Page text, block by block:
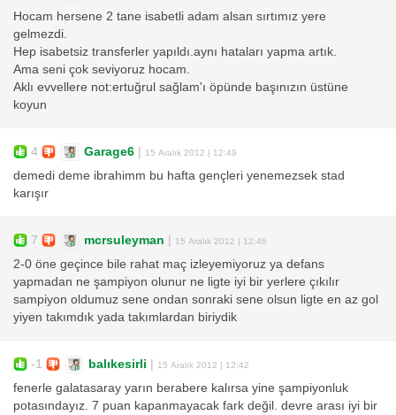
Hocam hersene 2 tane isabetli adam alsan sırtımız yere
gelmezdi.
Hep isabetsiz transferler yapıldı.aynı hataları yapma artık.
Ama seni çok seviyoruz hocam.
Aklı evvellere not:ertuğrul sağlam'ı öpünde başınızın üstüne
koyun
4 Garage6 | 15 Aralık 2012 | 12:49
demedi deme ibrahimm bu hafta gençleri yenemezsek stad
karışır
7 mcrsuleyman | 15 Aralık 2012 | 12:46
2-0 öne geçince bile rahat maç izleyemiyoruz ya defans
yapmadan ne şampiyon olunur ne ligte iyi bir yerlere çıkılır
sampiyon oldumuz sene ondan sonraki sene olsun ligte en az gol
yiyen takımdık yada takımlardan biriydik
-1 balıkesirli | 15 Aralık 2012 | 12:42
fenerle galatasaray yarın berabere kalırsa yine şampiyonluk
potasındayız. 7 puan kapanmayacak fark değil. devre arası iyi bir